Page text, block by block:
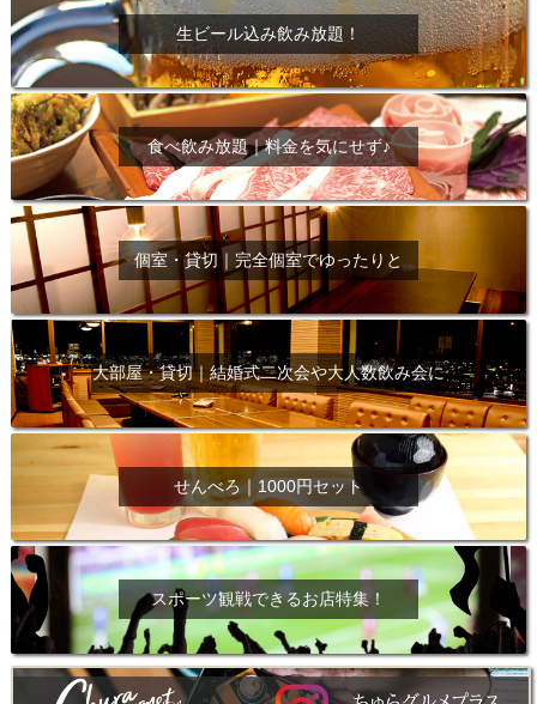
生ビール込み飲み放題！
食べ飲み放題｜料金を気にせず♪
個室・貸切｜完全個室でゆったりと
大部屋・貸切｜結婚式二次会や大人数飲み会に
せんべろ｜1000円セット
スポーツ観戦できるお店特集！